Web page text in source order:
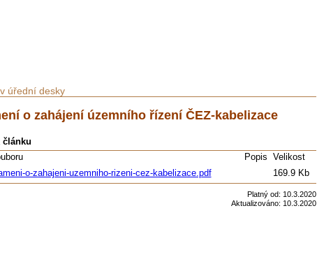
úřední desky
o zahájení územního řízení ČEZ-kabelizace
článku
Popis
Velikost
o-zahajeni-uzemniho-rizeni-cez-kabelizace.pdf
169.9 Kb
Platný od: 10.3.2020
Aktualizováno: 10.3.2020